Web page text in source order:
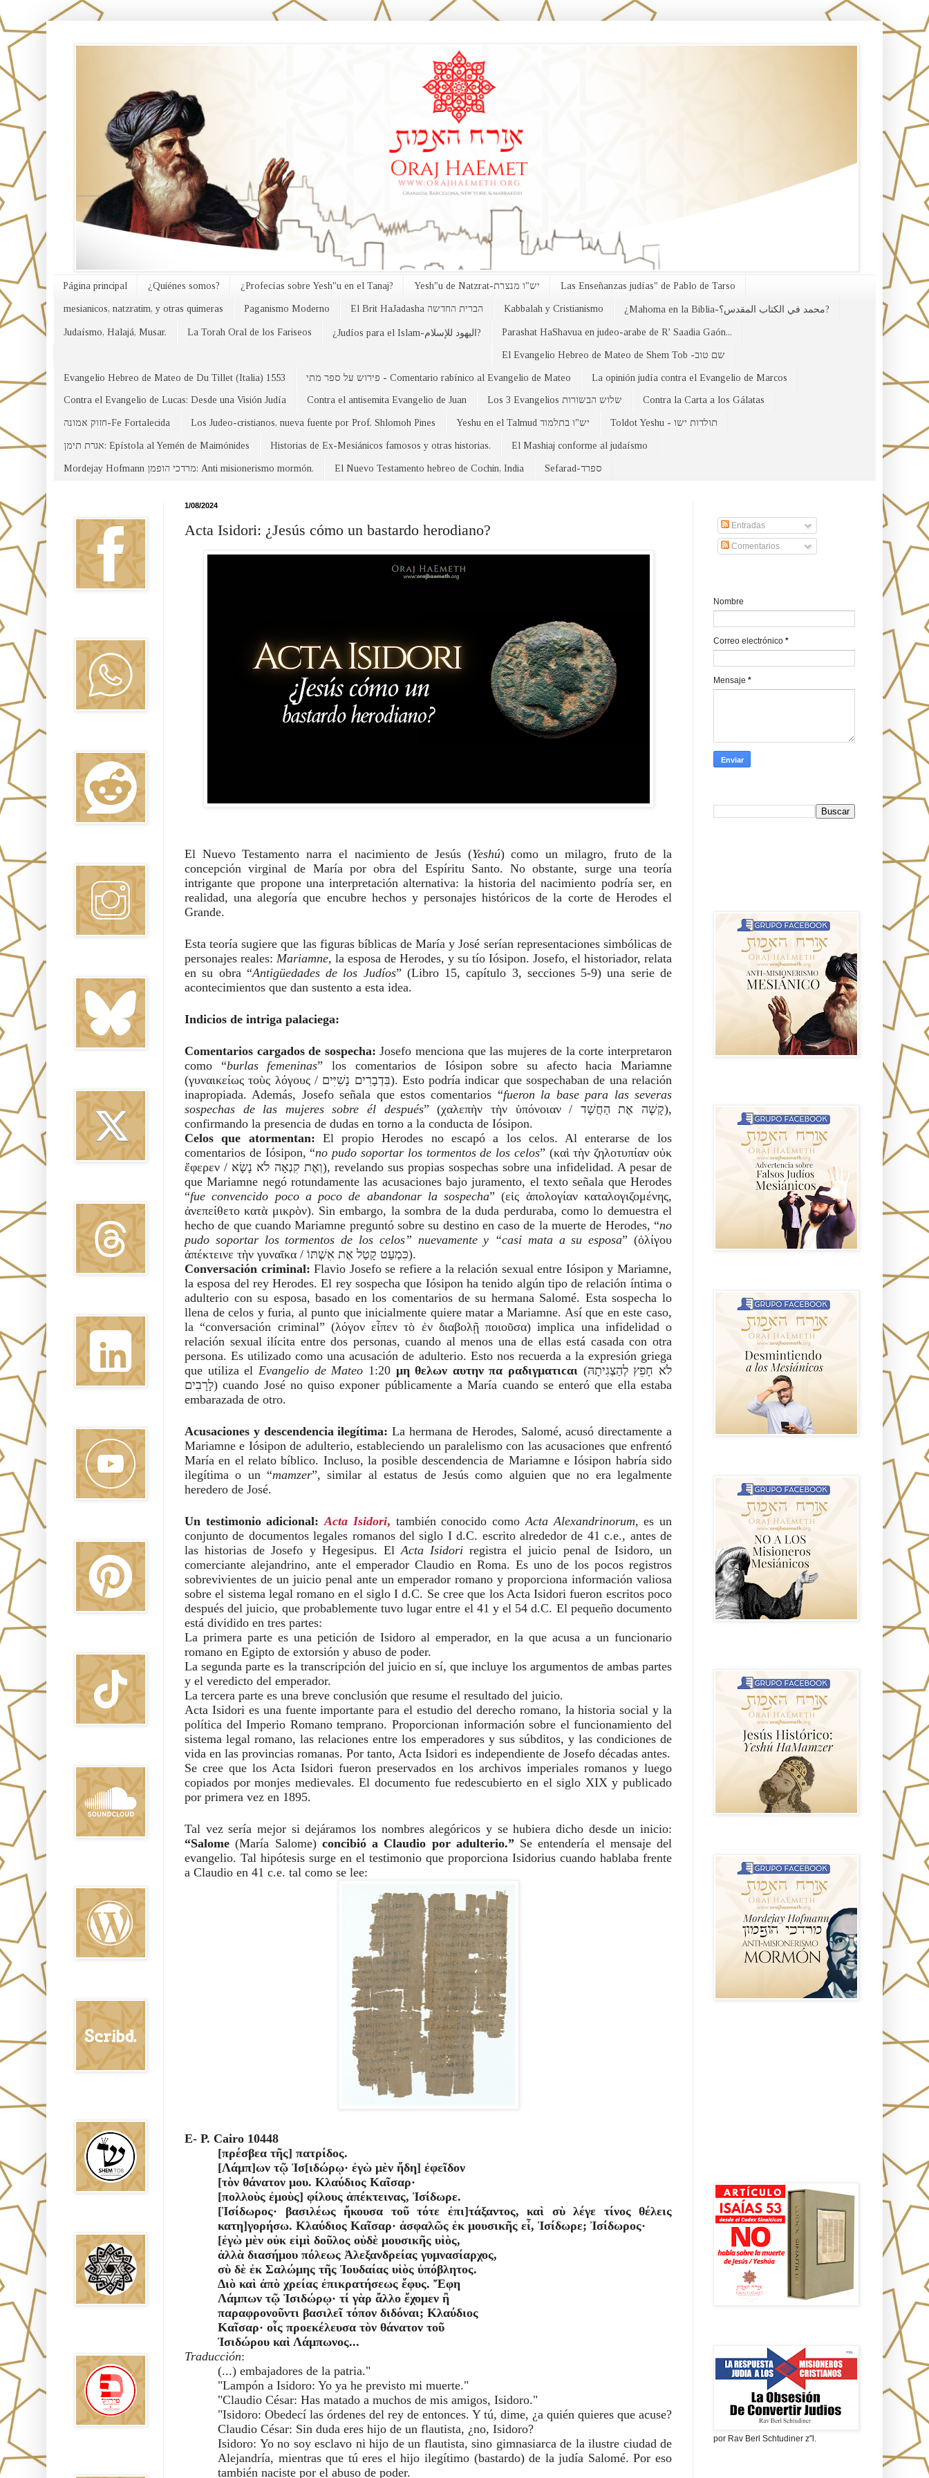
Página principal ¿Quiénes somos? ¿Profecías sobre Yesh"u en el Tanaj? Yesh"u de Natzrat-יש"ו מנצרת Las Enseñanzas judías" de Pablo de Tarso
mesianicos, natzratim, y otras quimeras Paganismo Moderno El Brit HaJadasha הברית החדשה Kabbalah y Cristianismo ¿Mahoma en la Biblia-محمد في الكتاب المقدس؟?
Judaísmo, Halajá, Musar. La Torah Oral de los Fariseos ¿Judíos para el Islam-اليهود للإسلام? Parashat HaShavua en judeo-arabe de R' Saadia Gaón...
El Evangelio Hebreo de Mateo de Shem Tob -שם טוב
Evangelio Hebreo de Mateo de Du Tillet (Italia) 1553 פירוש על ספר מתי - Comentario rabínico al Evangelio de Mateo La opinión judía contra el Evangelio de Marcos
Contra el Evangelio de Lucas: Desde una Visión Judía Contra el antisemita Evangelio de Juan Los 3 Evangelios שלוש הבשורות Contra la Carta a los Gálatas
חזוק אמונה-Fe Fortalecida Los Judeo-cristianos, nueva fuente por Prof. Shlomoh Pines Yeshu en el Talmud יש"ו בתלמוד Toldot Yeshu - תולדות ישו
אגרת תימן: Epístola al Yemén de Maimónides Historias de Ex-Mesiánicos famosos y otras historias. El Mashiaj conforme al judaísmo
Mordejay Hofmann מרדכי הופמן: Anti misionerismo mormón. El Nuevo Testamento hebreo de Cochin, India Sefarad-ספרד
1/08/2024
Acta Isidori: ¿Jesús cómo un bastardo herodiano?
El Nuevo Testamento narra el nacimiento de Jesús (Yeshú) como un milagro, fruto de la
concepción virginal de María por obra del Espíritu Santo. No obstante, surge una teoría
intrigante que propone una interpretación alternativa: la historia del nacimiento podría ser, en
realidad, una alegoría que encubre hechos y personajes históricos de la corte de Herodes el
Grande.
Esta teoría sugiere que las figuras bíblicas de María y José serían representaciones simbólicas de
personajes reales: Mariamne, la esposa de Herodes, y su tío Iósipon. Josefo, el historiador, relata
en su obra “Antigüedades de los Judíos” (Libro 15, capítulo 3, secciones 5-9) una serie de
acontecimientos que dan sustento a esta idea.
Indicios de intriga palaciega:
Comentarios cargados de sospecha: Josefo menciona que las mujeres de la corte interpretaron
como “burlas femeninas” los comentarios de Iósipon sobre su afecto hacia Mariamne
(γυναικείως τοὺς λόγους / בִּדְבָרִים נָשִׁיִּים). Esto podría indicar que sospechaban de una relación
inapropiada. Además, Josefo señala que estos comentarios “fueron la base para las severas
sospechas de las mujeres sobre él después” (χαλεπὴν τὴν ὑπόνοιαν / קָשָׁה אֶת הַחֲשָׁד),
confirmando la presencia de dudas en torno a la conducta de Iósipon.
Celos que atormentan: El propio Herodes no escapó a los celos. Al enterarse de los
comentarios de Iósipon, “no pudo soportar los tormentos de los celos” (καὶ τὴν ζηλοτυπίαν οὐκ
ἔφερεν / וְאֶת קִנְאָה לֹא נָשָׂא), revelando sus propias sospechas sobre una infidelidad. A pesar de
que Mariamne negó rotundamente las acusaciones bajo juramento, el texto señala que Herodes
“fue convencido poco a poco de abandonar la sospecha” (εἰς ἀπολογίαν καταλογιζομένης,
ἀνεπείθετο κατὰ μικρὸν). Sin embargo, la sombra de la duda perduraba, como lo demuestra el
hecho de que cuando Mariamne preguntó sobre su destino en caso de la muerte de Herodes, “no
pudo soportar los tormentos de los celos” nuevamente y “casi mata a su esposa” (ὀλίγου
ἀπέκτεινε τὴν γυναῖκα / כִּמְעַט קָטַל אֶת אִשְׁתּוֹ).
Conversación criminal:Flavio Josefo se refiere a la relación sexual entre Iósipon y Mariamne,
la esposa del rey Herodes. El rey sospecha que Iósipon ha tenido algún tipo de relación íntima o
adulterio con su esposa, basado en los comentarios de su hermana Salomé. Esta sospecha lo
llena de celos y furia, al punto que inicialmente quiere matar a Mariamne. Así que en este caso,
la “conversación criminal” (λόγον εἶπεν τὸ ἐν διαβολῇ ποιοῦσα) implica una infidelidad o
relación sexual ilícita entre dos personas, cuando al menos una de ellas está casada con otra
persona. Es utilizado como una acusación de adulterio. Esto nos recuerda a la expresión griega
que utiliza el Evangelio de Mateo 1:20 μη θελων αυτην πα ραδιγματιϲαι (לֹא חָפֵץ לְהַצְגִיתָהּ
לָרָבִים) cuando José no quiso exponer públicamente a María cuando se enteró que ella estaba
embarazada de otro.
Acusaciones y descendencia ilegítima:La hermana de Herodes, Salomé, acusó directamente a
Mariamne e Iósipon de adulterio, estableciendo un paralelismo con las acusaciones que enfrentó
María en el relato bíblico. Incluso, la posible descendencia de Mariamne e Iósipon habría sido
ilegítima o un “mamzer”, similar al estatus de Jesús como alguien que no era legalmente
heredero de José.
Un testimonio adicional: Acta Isidori, también conocido como Acta Alexandrinorum, es un
conjunto de documentos legales romanos del siglo I d.C. escrito alrededor de 41 c.e., antes de
las historias de Josefo y Hegesipus. El Acta Isidori registra el juicio penal de Isidoro, un
comerciante alejandrino, ante el emperador Claudio en Roma. Es uno de los pocos registros
sobrevivientes de un juicio penal ante un emperador romano y proporciona información valiosa
sobre el sistema legal romano en el siglo I d.C. Se cree que los Acta Isidori fueron escritos poco
después del juicio, que probablemente tuvo lugar entre el 41 y el 54 d.C. El pequeño documento
está dividido en tres partes:
La primera parte es una petición de Isidoro al emperador, en la que acusa a un funcionario
romano en Egipto de extorsión y abuso de poder.
La segunda parte es la transcripción del juicio en sí, que incluye los argumentos de ambas partes
y el veredicto del emperador.
La tercera parte es una breve conclusión que resume el resultado del juicio.
Acta Isidori es una fuente importante para el estudio del derecho romano, la historia social y la
política del Imperio Romano temprano. Proporcionan información sobre el funcionamiento del
sistema legal romano, las relaciones entre los emperadores y sus súbditos, y las condiciones de
vida en las provincias romanas. Por tanto, Acta Isidori es independiente de Josefo décadas antes.
Se cree que los Acta Isidori fueron preservados en los archivos imperiales romanos y luego
copiados por monjes medievales. El documento fue redescubierto en el siglo XIX y publicado
por primera vez en 1895.
Tal vez sería mejor si dejáramos los nombres alegóricos y se hubiera dicho desde un inicio:
“Salome(María Salome) concibió a Claudio por adulterio.”Se entendería el mensaje del
evangelio. Tal hipótesis surge en el testimonio que proporciona Isidorius cuando hablaba frente
a Claudio en 41 c.e. tal como se lee:
E- P. Cairo 10448
[πρέσβεα τῆς] πατρίδος.
[Λάμπ]ων τῷ Ἰσ[ιδώρῳ· ἐγὼ μὲν ἤδη] ἐφεῖδον
[τὸν θάνατον μου. Κλαύδιος Καῖσαρ·
[πολλοὺς ἐμοὺς] φίλους ἀπέκτεινας, Ἰσίδωρε.
[Ἰσίδωρος· βασιλέως ἤκουσα τοῦ τότε ἐπι]τάξαντος, καὶ σὺ λέγε τίνος θέλεις
κατη]γορήσω. Κλαύδιος Καῖσαρ· ἀσφαλῶς ἐκ μουσικῆς εἶ, Ἰσίδωρε; Ἰσίδωρος·
[ἐγὼ μὲν οὐκ εἰμὶ δοῦλος οὐδὲ μουσικῆς υἱὸς,
ἀλλὰ διασήμου πόλεως Ἀλεξανδρείας γυμνασίαρχος,
σὺ δὲ ἐκ Σαλώμης τῆς Ἰουδαίας υἱὸς ὑπόβλητος.
Διὸ καὶ ἀπὸ χρείας ἐπικρατήσεως ἔφυς. Ἔφη
Λάμπων τῷ Ἰσιδώρῳ· τί γὰρ ἄλλο ἔχομεν ἢ
παραφρονοῦντι βασιλεῖ τόπον διδόναι; Κλαύδιος
Καῖσαρ· οἷς προεκέλευσα τὸν θάνατον τοῦ
Ἰσιδώρου καὶ Λάμπωνος...
Traducción:
(...) embajadores de la patria."
"Lampón a Isidoro: Yo ya he previsto mi muerte."
"Claudio César: Has matado a muchos de mis amigos, Isidoro."
"Isidoro: Obedecí las órdenes del rey de entonces. Y tú, dime, ¿a quién quieres que acuse?
Claudio César: Sin duda eres hijo de un flautista, ¿no, Isidoro?
Isidoro: Yo no soy esclavo ni hijo de un flautista, sino gimnasiarca de la ilustre ciudad de
Alejandría, mientras que tú eres el hijo ilegítimo (bastardo) de la judía Salomé. Por eso
también naciste por el abuso de poder.
Entradas
Comentarios
Nombre
Correo electrónico *
Mensaje *
por Rav Berl Schtudiner z"l.